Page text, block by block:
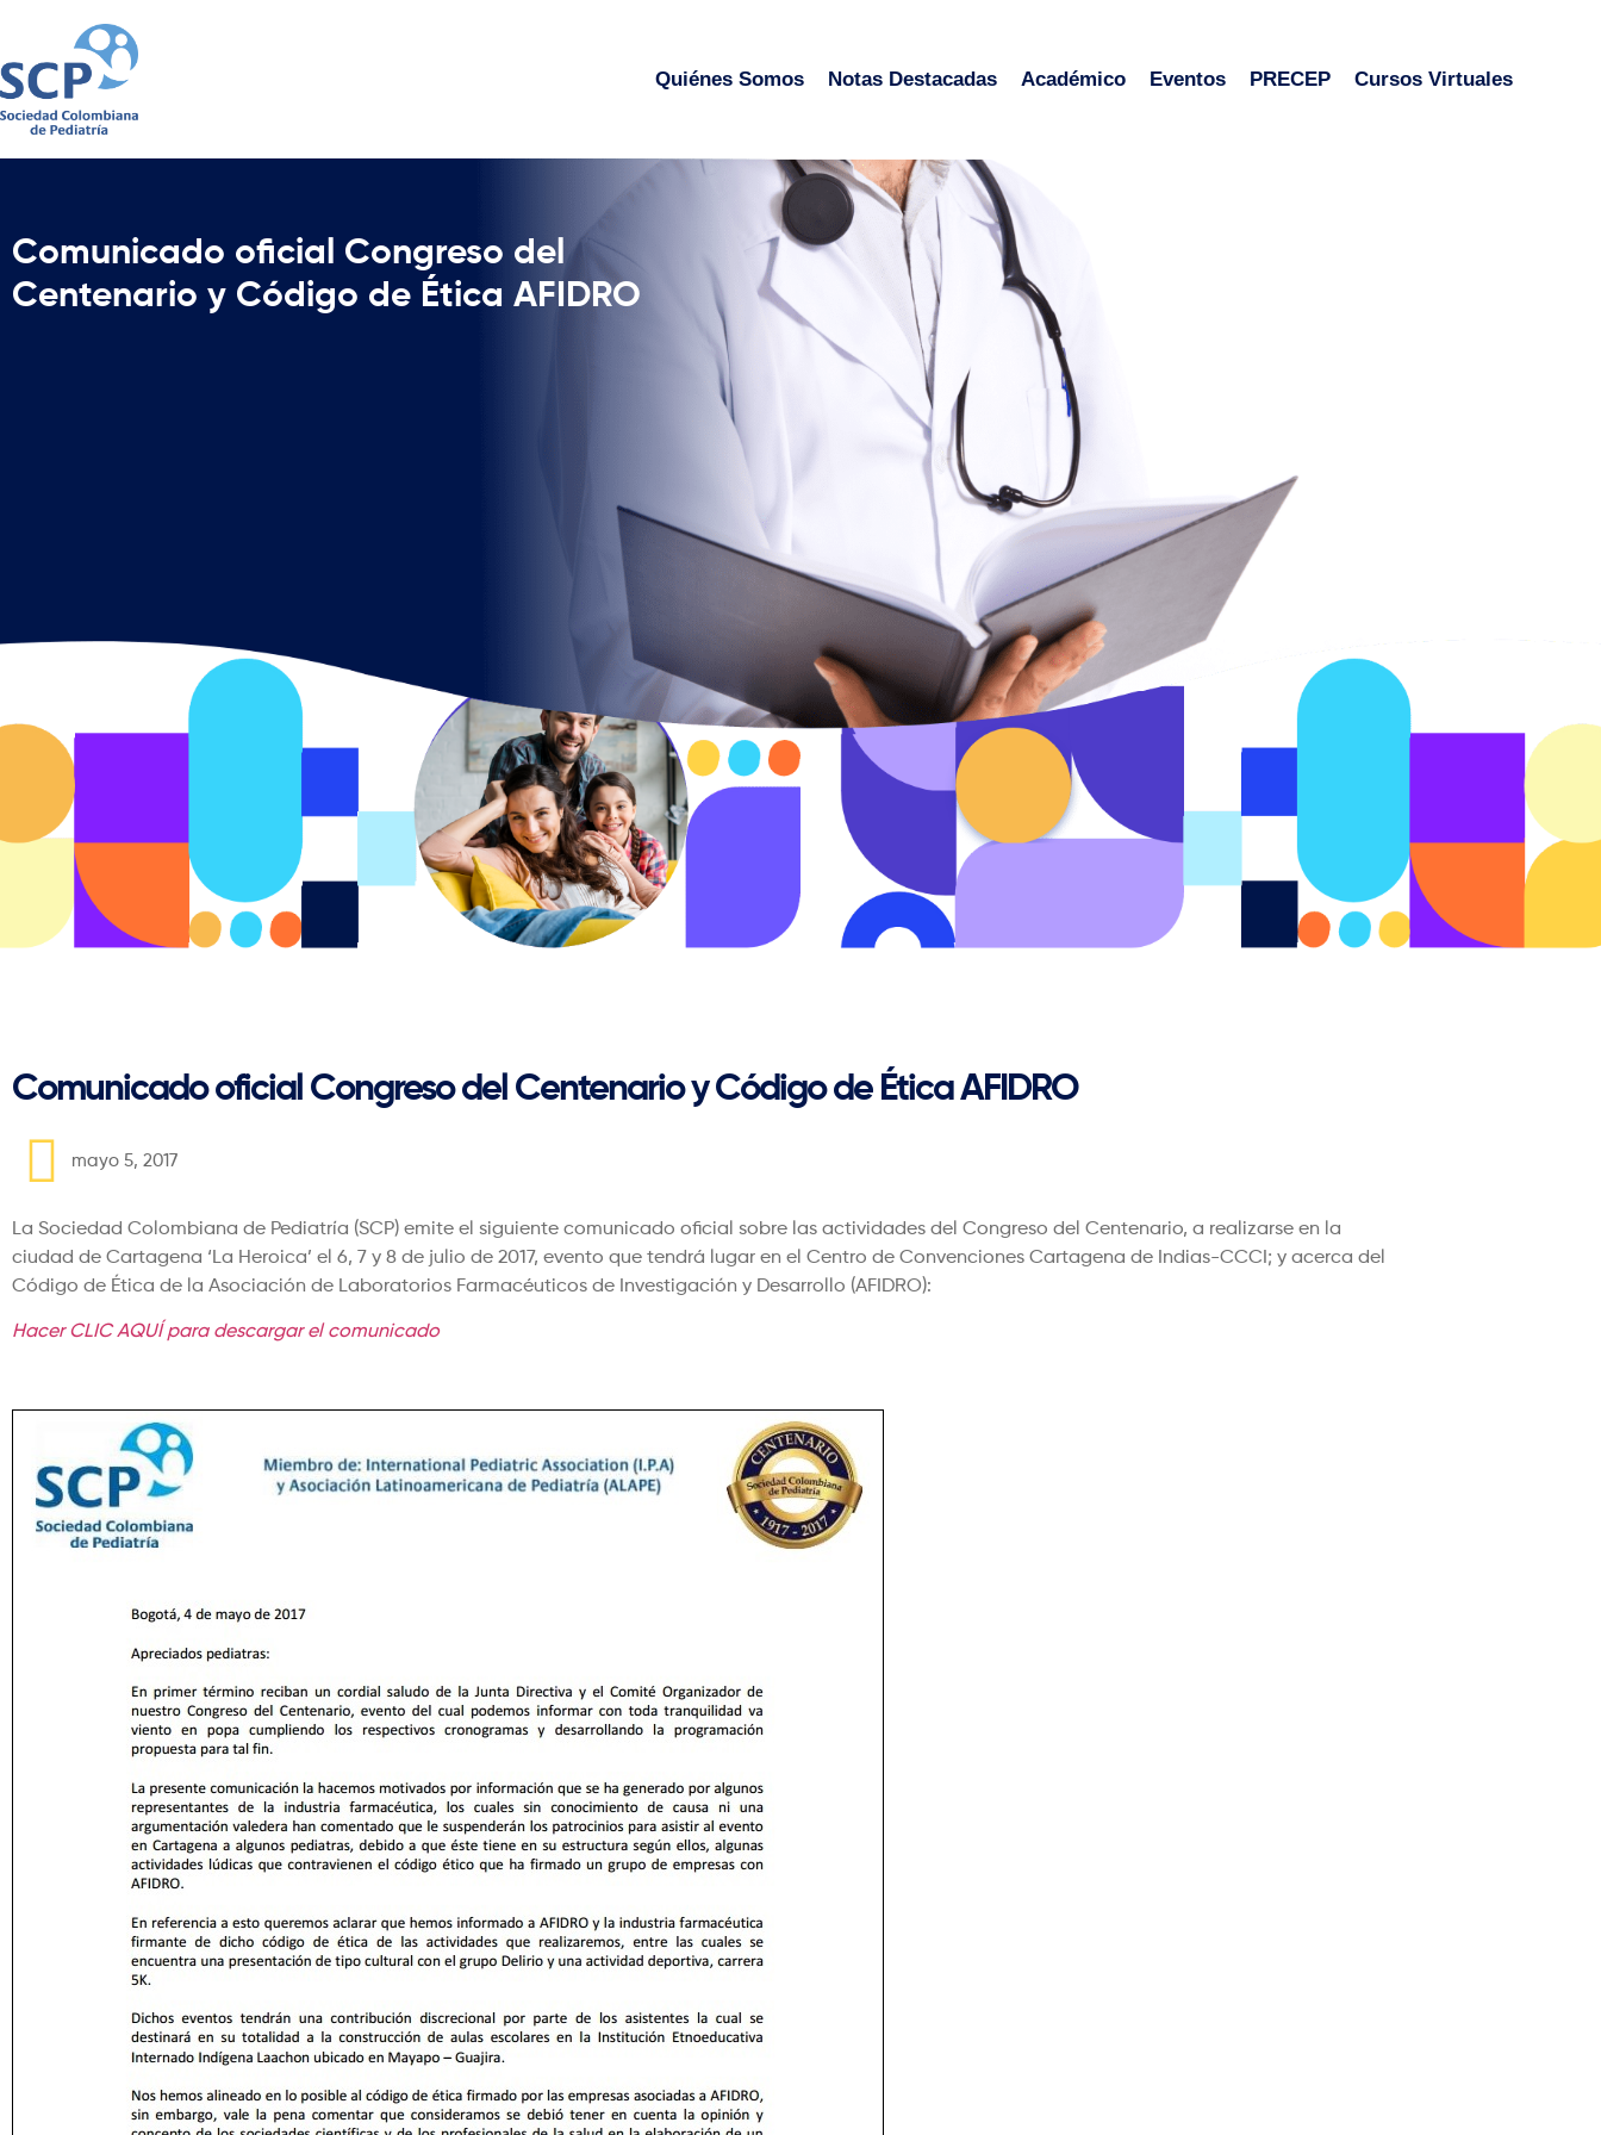
Quiénes Somos Notas Destacadas Académico Eventos PRECEP Cursos Virtuales
Comunicado oficial Congreso del
Centenario y Código de Ética AFIDRO
Comunicado oficial Congreso del Centenario y Código de Ética AFIDRO
mayo 5, 2017
La Sociedad Colombiana de Pediatría (SCP) emite el siguiente comunicado oficial sobre las actividades del Congreso del Centenario, a realizarse en la
ciudad de Cartagena ‘La Heroica’ el 6, 7 y 8 de julio de 2017, evento que tendrá lugar en el Centro de Convenciones Cartagena de Indias-CCCI; y acerca del
Código de Ética de la Asociación de Laboratorios Farmacéuticos de Investigación y Desarrollo (AFIDRO):
Hacer CLIC AQUÍ para descargar el comunicado